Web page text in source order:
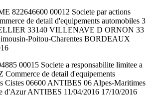
822646600 00012 Societe par actions
de detail d'equipements automobiles 3
33140 VILLENAVE D ORNON 33
Poitou-Charentes BORDEAUX
00015 Societe a responsabilite limitee a
Commerce de detail d'equipements
Cistes 06600 ANTIBES 06 Alpes-Maritimes
d'Azur ANTIBES 11/04/2016 17/10/2016